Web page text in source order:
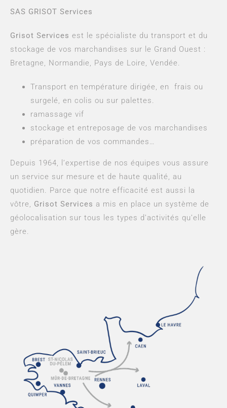
SAS GRISOT Services
Grisot Services est le spécialiste du transport et du
stockage de vos marchandises sur le Grand Ouest :
Bretagne, Normandie, Pays de Loire, Vendée.
Transport en température dirigée, en frais ou
surgelé, en colis ou sur palettes.
ramassage vif
stockage et entreposage de vos marchandises
préparation de vos commandes…
Depuis 1964, l’expertise de nos équipes vous assure
un service sur mesure et de haute qualité, au
quotidien. Parce que notre efficacité est aussi la
vôtre, Grisot Services a mis en place un système de
géolocalisation sur tous les types d’activités qu’elle
gère.